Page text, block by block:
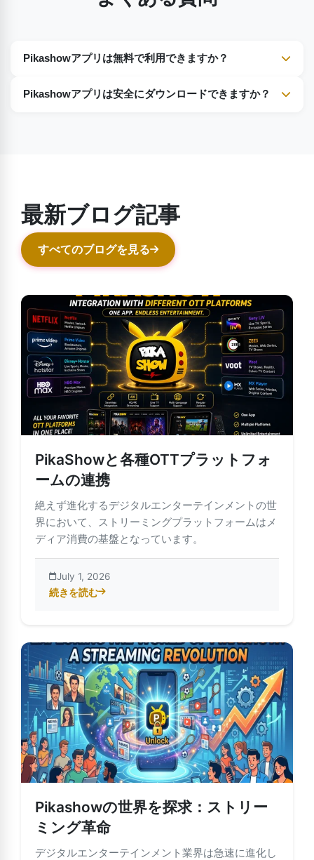
Pikashowアプリは無料で利用できますか？
はい。Pikashowは、ほぼすべてのコンテンツを無料で提供
する素晴らしいエンターテイメントプラットフォームです。
Pikashowアプリは安全にダウンロードできますか？
最新ブログ記事
すべてのブログを見る
PikaShowと各種OTTプラットフォ
ームの連携
絶えず進化するデジタルエンターテインメントの世
界において、ストリーミングプラットフォームはメ
ディア消費の基盤となっています。
July 1, 2026
続きを読む
about PikaShowと各種OTTプラットフォームの連携
Pikashowの世界を探求：ストリー
ミング革命
デジタルエンターテインメント業界は急速に進化し